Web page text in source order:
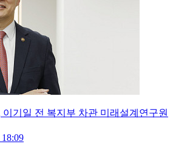
기일 전 복지부 차관 미래설계연구원